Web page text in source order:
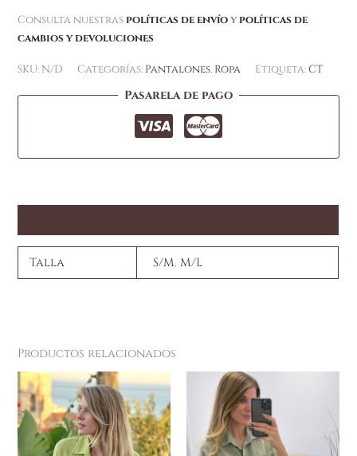
Consulta nuestras políticas de envíoy políticas de
cambios y devoluciones
SKU: N/D Categorías: Pantalones, Ropa Etiqueta:CT
Pasarela de pago
Talla S/M, M/L
Productos relacionados